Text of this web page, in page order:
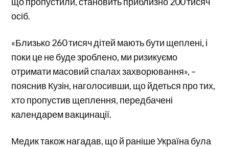
осіб.
«Близько 260 тисяч дітей мають бути щеплені, і
поки це не буде зроблено, ми ризикуємо
отримати масовий спалах захворювання», –
пояснив Кузін, наголосивши, що йдеться про тих,
хто пропустив щеплення, передбачені
календарем вакцинації.
Медик також нагадав, що й раніше Україна була